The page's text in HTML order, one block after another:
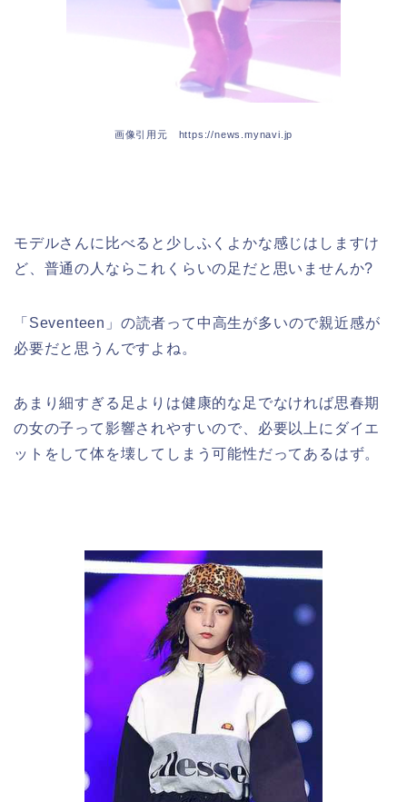
画像引用元 https://news.mynavi.jp
モデルさんに比べると少しふくよかな感じはしますけ
ど、普通の人ならこれくらいの足だと思いませんか?
「Seventeen」の読者って中高生が多いので親近感が
必要だと思うんですよね。
あまり細すぎる足よりは健康的な足でなければ思春期
の女の子って影響されやすいので、必要以上にダイエ
ットをして体を壊してしまう可能性だってあるはず。